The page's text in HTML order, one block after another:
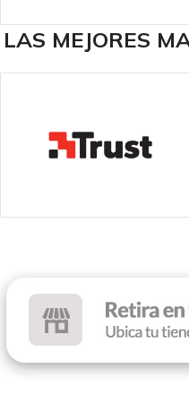
LAS MEJORES